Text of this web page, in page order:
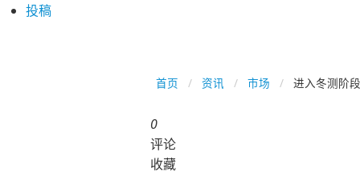
投稿
首页 资讯 市场 进入冬测阶
0
评论
收藏